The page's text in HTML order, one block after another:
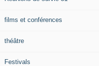
films et conférences
théâtre
Festivals